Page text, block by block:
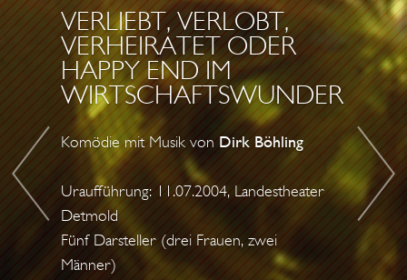
l
e
n
a
i
g
a
t
E
S
W
Ö
H
L
E
R
M
A
N
N
VERLIEBT, VERLOBT,
VERHEIRATET ODER
HAPPY END IM
WIRTSCHAFTSWUNDER
Komödie mit Musik von Dirk Böhling
Uraufführung: 11.07.2004, Landestheater
Detmold
Fünf Darsteller (drei Frauen, zwei
Männer)